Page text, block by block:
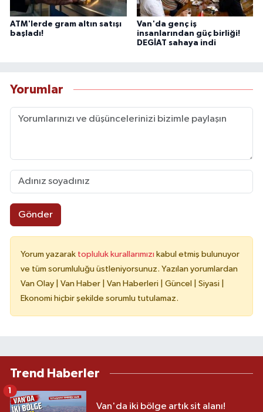
ATM'lerde gram altın satışı
başladı!
Van'da genç iş
insanlarından güç birliği!
DEGİAT sahaya indi
Yorumlar
Gönder
Yorum yazarak topluluk kurallarımızı kabul etmiş bulunuyor
ve tüm sorumluluğu üstleniyorsunuz. Yazılan yorumlardan
Van Olay | Van Haber | Van Haberleri | Güncel | Siyasi |
Ekonomi hiçbir şekilde sorumlu tutulamaz.
Trend Haberler
Van'da iki bölge artık sit alanı!
1